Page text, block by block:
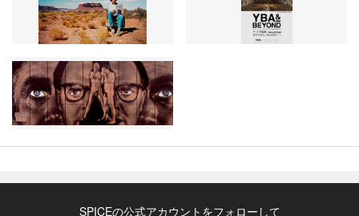
SPICEの公式アカウントをフォローして